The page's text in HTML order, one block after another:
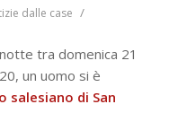
dalle case /
tra domenica 21
un uomo si è
salesiano di San